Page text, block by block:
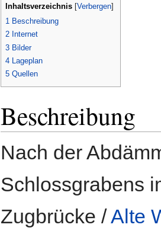
Inhaltsverzeichnis Verbergen
1 Beschreibung
2 Internet
3 Bilder
4
Lageplan
5 Quellen
Beschreibung
Nach der
Schlossgrabens
Zugbrücke /Alte